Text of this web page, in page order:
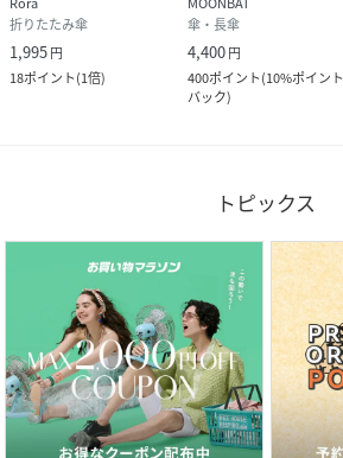
折りたたみ傘
1,995円
18ポイント(1倍)
傘・長傘
4,400円
400ポイント(10%ポイント
バック)
トピックス